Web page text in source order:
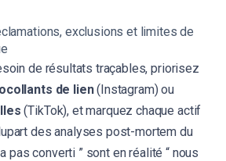
exclusions et limites de
de résultats traçables, priorisez
de lien(Instagram) ou
(TikTok), et marquez chaque actif
des analyses post-mortem du
pas converti ” sont en réalité “ nous